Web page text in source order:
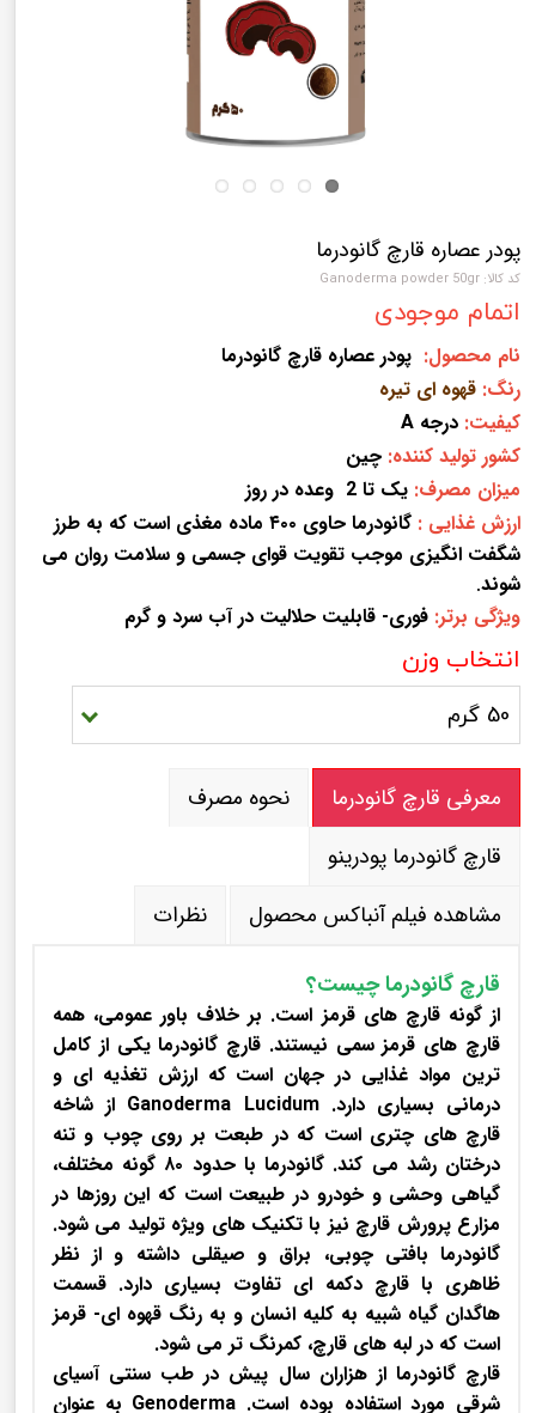
پودر عصاره قارچ گانودرما
کد کالا: Ganoderma powder 50gr
اتمام موجودی
نام محصول: پودر عصاره قارچ گانودرما
رنگ: قهوه ای تیره
کیفیت: درجه A
کشور تولید کننده: چین
میزان مصرف: یک تا 2 وعده در روز
ارزش غذایی :
گانودرما حاوی ۴۰۰ ماده مغذی است که به طرز
شگفت انگیزی موجب تقویت قوای جسمی و سلامت روان می
شوند.
ویژگی برتر: فوری- قابلیت حلالیت در آب سرد و گرم
انتخاب وزن
50 گرم
معرفی قارچ گانودرما
نحوه مصرف
قارچ گانودرما پودرینو
مشاهده فیلم آنباکس محصول
نظرات
قارچ گانودرما چیست؟
از گونه قارچ های قرمز است. بر خلاف باور عمومی، همه
قارچ های قرمز سمی نیستند. قارچ گانودرما یکی از کامل
ترین مواد غذایی در جهان است که ارزش تغذیه ای و
درمانی بسیاری دارد. Ganoderma Lucidum از شاخه
قارچ های چتری است که در طبعت بر روی چوب و تنه
درختان رشد می کند. گانودرما با حدود ۸۰ گونه مختلف،
گیاهی وحشی و خودرو در طبیعت است که این روزها در
مزارع پرورش قارچ نیز با تکنیک های ویژه تولید می شود.
گانودرما بافتی چوبی، براق و صیقلی داشته و از نظر
ظاهری با قارچ دکمه ای تفاوت بسیاری دارد. قسمت
هاگدان گیاه شبیه به کلیه انسان و به رنگ قهوه ای- قرمز
است که در لبه های قارچ، کمرنگ تر می شود.
قارچ گانودرما از هزاران سال پیش در طب سنتی آسیای
شرقی مورد استفاده بوده است. Genoderma به عنوان